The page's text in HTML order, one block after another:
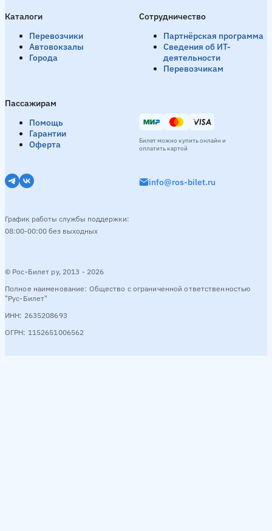
Каталоги
Перевозчики
Автовокзалы
Города
Пассажирам
Помощь
Гарантии
Оферта
Сотрудничество
Партнёрская программа
Сведения об ИТ-
деятельности
Перевозчикам
© Рос-Билет ру, 2013 - 2026
Полное наименование: Общество с ограниченной ответственностью
"Рус-Билет"
ИНН: 2635208693
ОГРН: 1152651006562
info@ros-bilet.ru
График работы службы поддержки:
08:00-00:00 без выходных
Билет можно купить онлайн и
оплатить картой